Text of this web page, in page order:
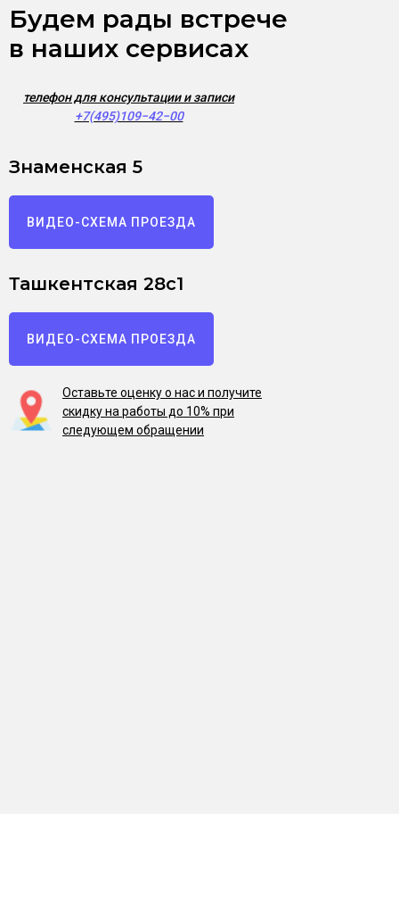
Будем рады встрече
в наших сервисах
телефон для консультации и записи
+7(495)109−42−00
Знаменская 5
ВИДЕО-СХЕМА ПРОЕЗДА
Ташкентская 28с1
ВИДЕО-СХЕМА ПРОЕЗДА
Оставьте оценку о нас и получите
скидку на работы до 10% при
следующем обращении